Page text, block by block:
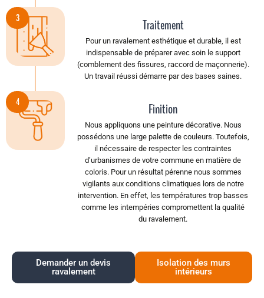
3 Traitement
Pour un ravalement esthétique et durable, il est
indispensable de préparer avec soin le support
(comblement des fissures, raccord de maçonnerie).
Un travail réussi démarre par des bases saines.
4 Finition
Nous appliquons une peinture décorative. Nous
possédons une large palette de couleurs. Toutefois,
il nécessaire de respecter les contraintes
d’urbanismes de votre commune en matière de
coloris. Pour un résultat pérenne nous sommes
vigilants aux conditions climatiques lors de notre
intervention. En effet, les températures trop basses
comme les intempéries compromettent la qualité
du ravalement.
Demander un devis
ravalement
Isolation des murs
intérieurs